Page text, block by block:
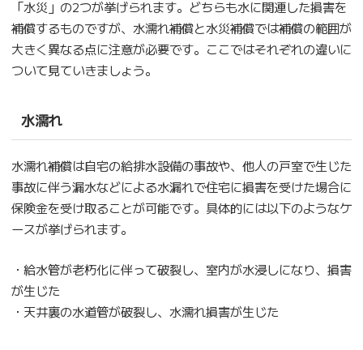
「水災」の2つが挙げられます。どちらも水に関連した損害を
補償するものですが、水濡れ補償と水災補償では補償の範囲が
大きく異なる点に注意が必要です。ここではそれぞれの違いに
ついて見ていきましょう。
水濡れ
水濡れ補償は自宅の給排水設備の事故や、他人の戸室で生じた
事故に伴う漏水などによる水漏れで住宅に損害を受けた場合に
保険金を受け取ることが可能です。具体的には以下のようなケ
ースが挙げられます。
・給水管が老朽化に伴って破裂し、室内が水浸しになり、損害
が生じた
・天井裏の水道管が破裂し、水濡れ損害が生じた